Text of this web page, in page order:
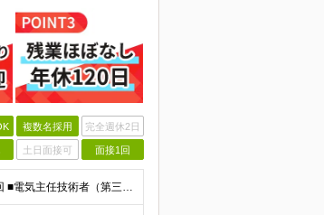
複数名採用 完全週休2日
土日面接可 面接1回
★実務未経験OK ★50代60代からの採用実績あり（昨年実績） ★面接1回 ■電気主任技術者（第三種以上）をお持ちの方 ■学歴不問 ＼こんな想いを持った方にピッタリ／ 「資格は取得したが、実務経験